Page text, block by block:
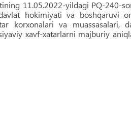
11.05.2022-yildagi PQ-240-
hokimiyati va boshqaruvi
korxonalari va muassasalari,
xavf-xatarlarni majburiy